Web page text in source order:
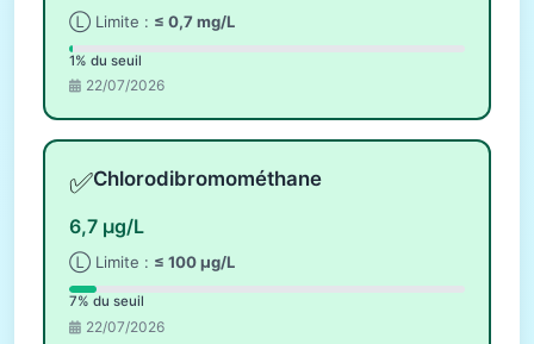
Ⓛ Limite : ≤ 0,7 mg/L
1% du seuil
22/07/2026
✅Chlorodibromométhane
6,7 µg/L
Ⓛ Limite : ≤ 100 µg/L
7% du seuil
22/07/2026